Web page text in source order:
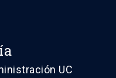
UC